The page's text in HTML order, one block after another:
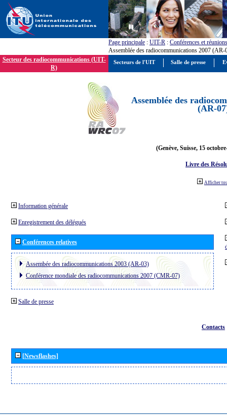
Page principale : UIT-R : Conférences et réunions
Assemblée des radiocommunications 2007 (AR-
Secteur des radiocommunications (UIT-
R)
Assemblée des
(AR-
(Genève, Suisse, 15
Livre des
Afficher
Information générale
Enregistrement des délégués
Conférences relatives
Assembée des radiocommunications 2003 (AR-03)
Conférence mondiale des radiocommunications 2007 (CMR-07)
Salle de presse
Contacts
[Newsflashes]
Secteurs de l'UIT Salle de presse